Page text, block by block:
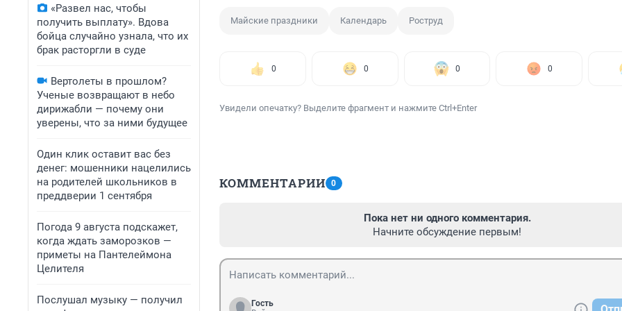
«Развел нас, чтобы
получить выплату». Вдова
бойца случайно узнала, что их
брак расторгли в суде
Вертолеты в прошлом?
Ученые возвращают в небо
дирижабли — почему они
уверены, что за ними будущее
Один клик оставит вас без
денег: мошенники нацелились
на родителей школьников в
преддверии 1 сентября
Погода 9 августа подскажет,
когда ждать заморозков —
приметы на Пантелеймона
Целителя
Послушал музыку — получил
Майские праздники Календарь Роструд
0 0 0 0
Увидели опечатку? Выделите фрагмент и нажмите Ctrl+Enter
КОММЕНТАРИИ 0
Пока нет ни одного комментария.
Начните обсуждение первым!
Гость